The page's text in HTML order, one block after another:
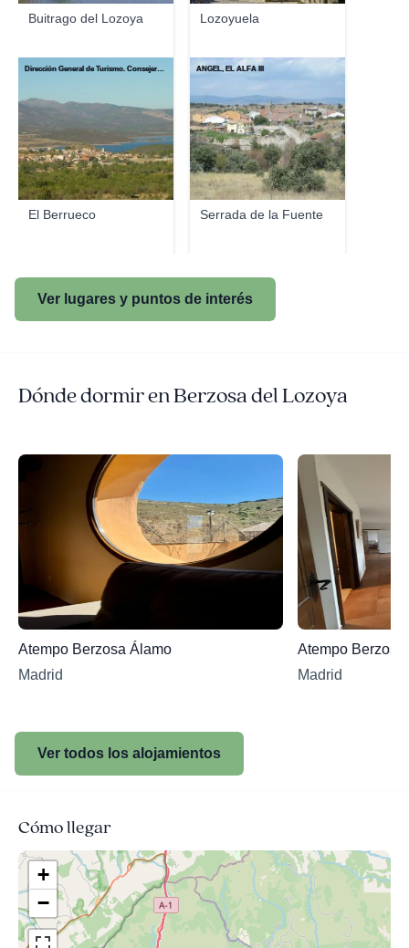
Buitrago del Lozoya Lozoyuela
El Berrueco
Dirección General de Turismo. Consejería de Economía e Innovación Tecnológica. Comunidad de Madrid
Serrada de la Fuente
ANGEL, EL ALFA III
Ver lugares y puntos de interés
Dónde dormir en Berzosa del Lozoya
Atempo Berzosa Álamo
Madrid
Atempo Berzosa
Madrid
Ver todos los alojamientos
Cómo llegar
+
−